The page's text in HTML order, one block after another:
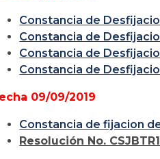
Constancia de
Constancia de
Constancia de
Constancia de
09/09/2019
Constancia de fijacion
Resolución No.